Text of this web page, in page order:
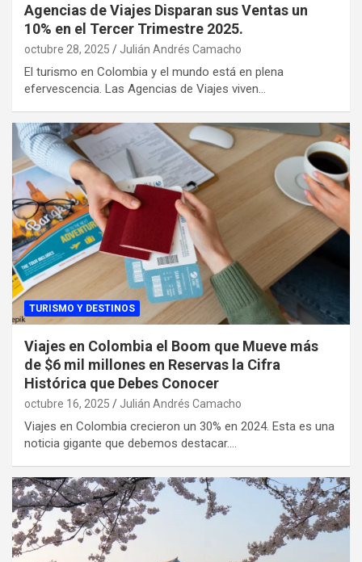
Agencias de Viajes Disparan sus Ventas un
10% en el Tercer Trimestre 2025.
octubre 28, 2025 Julián Andrés Camacho
El turismo en Colombia y el mundo está en plena
efervescencia. Las Agencias de Viajes viven…
TURISMO Y DESTINOS
Viajes en Colombia el Boom que Mueve más
de $6 mil millones en Reservas la Cifra
Histórica que Debes Conocer
octubre 16, 2025 Julián Andrés Camacho
Viajes en Colombia crecieron un 30% en 2024. Esta es una
noticia gigante que debemos destacar.…